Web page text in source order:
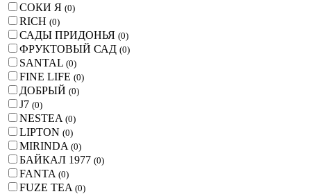
СОКИ Я (0)
RICH (0)
САДЫ ПРИДОНЬЯ (0)
ФРУКТОВЫЙ САД (0)
SANTAL (0)
FINE LIFE (0)
ДОБРЫЙ (0)
J7 (0)
NESTEA (0)
LIPTON (0)
MIRINDA (0)
БАЙКАЛ 1977 (0)
FANTA (0)
FUZE TEA (0)